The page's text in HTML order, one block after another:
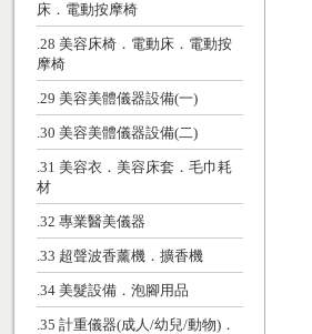
床．電動按摩椅
.28 美容床椅．電動床．電動按
摩椅
.29 美容美體儀器設備(一)
.30 美容美體儀器設備(二)
.31 美容衣．美容床套．毛巾耗
材
.32 專業醫美儀器
.33 超聲波香薰機．擴香機
.34 美髮設備．泡腳用品
.35 計重儀器(成人/幼兒/動物)．